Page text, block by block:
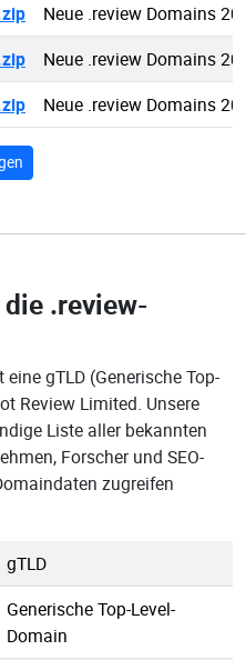
Neue .review Domains
Neue .review Domains
Neue .review Domains
.review-
eine gTLD (Generische Top-
Review Limited. Unsere
Liste aller bekannten
Forscher und SEO-
zugreifen
gTLD
Generische Top-Level-
Domain